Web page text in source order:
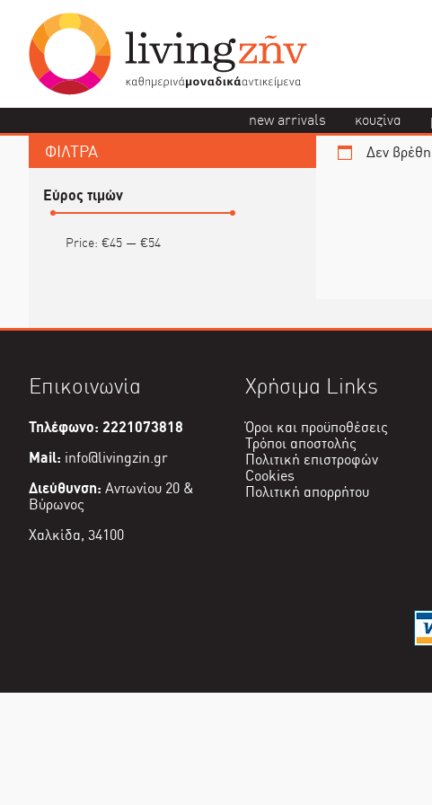
new arrivals κουζίνα
ΦΙΛΤΡΑ
Εύρος τιμών
Price: €45— €54
Δεν
Επικοινωνία
Τηλέφωνο: 2221073818
Mail: info@livingzin.gr
Διεύθυνση: Αντωνίου 20 &
Βύρωνος
Χαλκίδα, 34100
Χρήσιμα Links
Όροι και προϋποθέσεις
Τρόποι αποστολής
Πολιτική επιστροφών
Cookies
Πολιτική απορρήτου